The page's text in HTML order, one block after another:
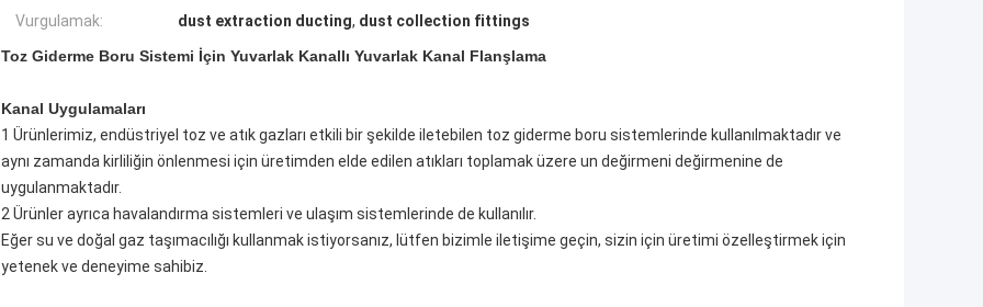
Vurgulamak: dust extraction ducting, dust collection fittings
Toz Giderme Boru Sistemi İçin Yuvarlak Kanallı Yuvarlak Kanal Flanşlama
Kanal Uygulamaları
1 Ürünlerimiz, endüstriyel toz ve atık gazları etkili bir şekilde iletebilen toz giderme boru sistemlerinde kullanılmaktadır ve
aynı zamanda kirliliğin önlenmesi için üretimden elde edilen atıkları toplamak üzere un değirmeni değirmenine de
uygulanmaktadır.
2 Ürünler ayrıca havalandırma sistemleri ve ulaşım sistemlerinde de kullanılır.
Eğer su ve doğal gaz taşımacılığı kullanmak istiyorsanız, lütfen bizimle iletişime geçin, sizin için üretimi özelleştirmek için
yetenek ve deneyime sahibiz.